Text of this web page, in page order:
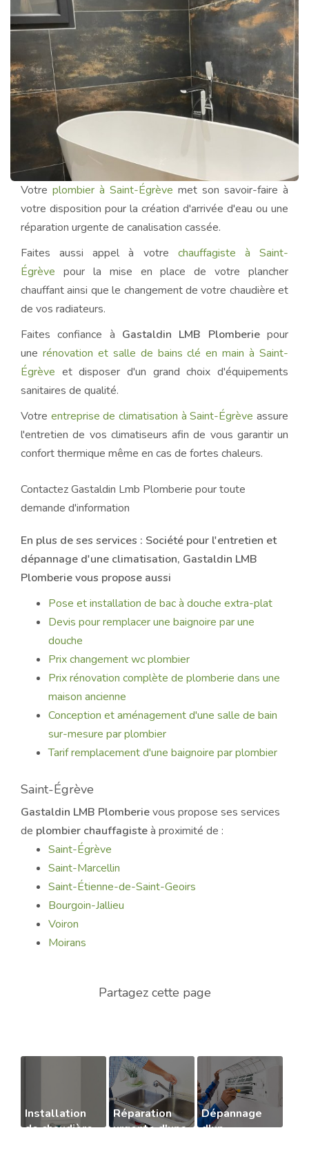
Votre plombier à Saint-Égrève met son savoir-faire à
votre disposition pour la création d'arrivée d'eau ou une
réparation urgente de canalisation cassée.
Faites aussi appel à votre chauffagiste à Saint-
Égrève pour la mise en place de votre plancher
chauffant ainsi que le changement de votre chaudière et
de vos radiateurs.
Faites confiance à Gastaldin LMB Plomberiepour
une rénovation et salle de bains clé en main à Saint-
Égrève et disposer d'un grand choix d'équipements
sanitaires de qualité.
Votre entreprise de climatisation à Saint-Égrève assure
l'entretien de vos climatiseurs afin de vous garantir un
confort thermique même en cas de fortes chaleurs.
Contactez Gastaldin Lmb Plomberie pour toute
demande d'information
En plus de ses services : Société pour l'entretien et
dépannage d'une climatisation, Gastaldin LMB
Plomberie vous propose aussi
Pose et installation de bac à douche extra-plat
Devis pour remplacer une baignoire par une
douche
Prix changement wc plombier
Prix rénovation complète de plomberie dans une
maison ancienne
Conception et aménagement d'une salle de bain
sur-mesure par plombier
Tarif remplacement d'une baignoire par plombier
Saint-Égrève
Gastaldin LMB Plomberievous propose ses services
de plombier chauffagisteà proximité de :
Saint-Égrève
Saint-Marcellin
Saint-Étienne-de-Saint-Geoirs
Bourgoin-Jallieu
Voiron
Moirans
Installation
de chaudière
Réparation
urgente d'une
Dépannage
d'un